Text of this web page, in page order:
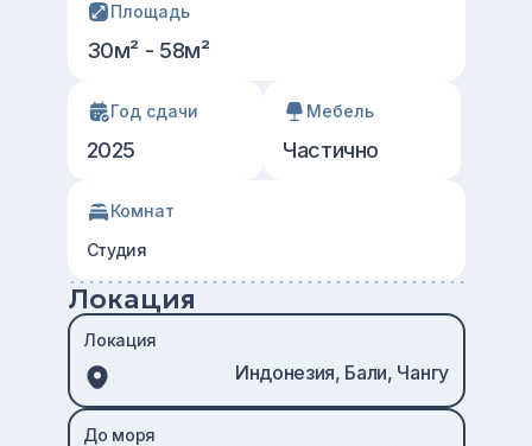
Площадь
30м² - 58м²
Год сдачи
2025
Мебель
Частично
Комнат
Студия
Локация
Локация
Индонезия, Бали, Чангу
До моря